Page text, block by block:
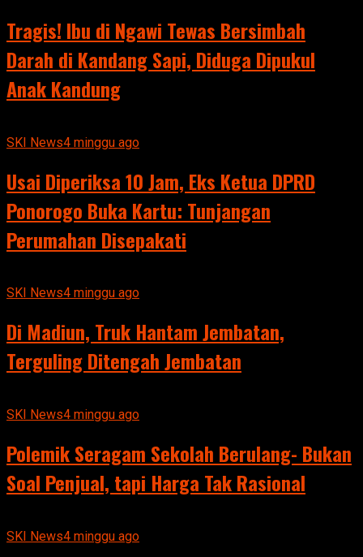
Tragis! Ibu di Ngawi Tewas Bersimbah
Darah di Kandang Sapi, Diduga Dipukul
Anak Kandung
SKI News4 minggu ago
Usai Diperiksa 10 Jam, Eks Ketua DPRD
Ponorogo Buka Kartu: Tunjangan
Perumahan Disepakati
SKI News4 minggu ago
Di Madiun, Truk Hantam Jembatan,
Terguling Ditengah Jembatan
SKI News4 minggu ago
Polemik Seragam Sekolah Berulang- Bukan
Soal Penjual, tapi Harga Tak Rasional
SKI News4 minggu ago